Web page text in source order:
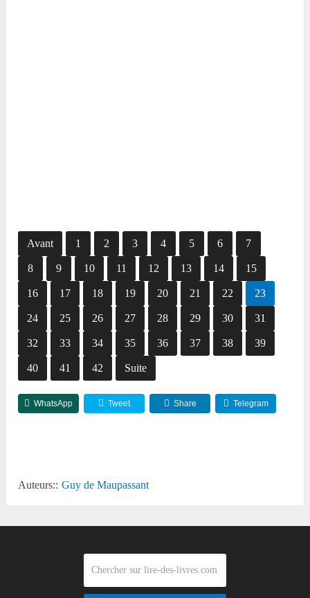
Avant 1 2 3 4 5 6 7
8 9 10 11 12 13 14 15
16 17 18 19 20 21 22 23
24 25 26 27 28 29 30 31
32 33 34 35 36 37 38 39
40 41 42 Suite
WhatsApp Tweet Share Telegram
Auteurs:: Guy de Maupassant